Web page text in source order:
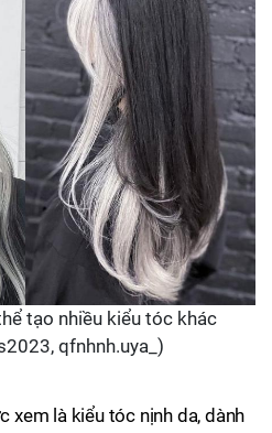
tạo nhiều kiểu tóc khác
qfnhnh.uya_)
xem là kiểu tóc nịnh da, dành